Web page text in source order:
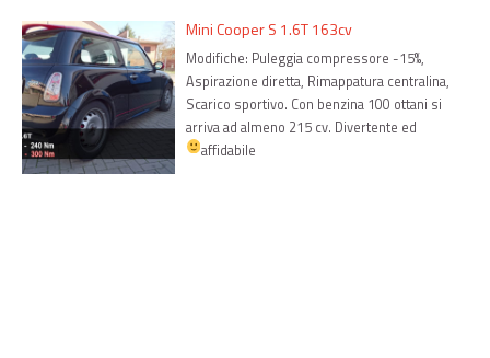
Mini Cooper S 1.6T 163cv
Modifiche: Puleggia compressore -15%,
Aspirazione diretta, Rimappatura centralina,
Scarico sportivo. Con benzina 100 ottani si
arriva ad almeno 215 cv. Divertente ed
affidabile